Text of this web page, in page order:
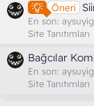
Öneri
En son:
Site Tanıtımları
Bağcılar
En son:
Site Tanıtımları